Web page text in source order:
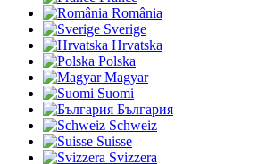
România
Sverige
Hrvatska
Polska
Magyar
Suomi
България
Schweiz
Suisse
Svizzera